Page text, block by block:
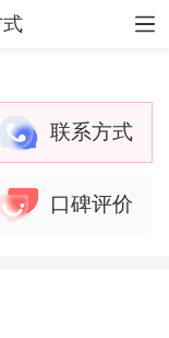
联系方式
口碑评价